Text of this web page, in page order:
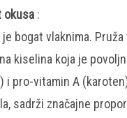
okusa:
je bogat vlaknima.
kiselina koja je
i pro-vitamin A
sadrži značajne